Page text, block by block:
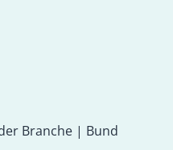
Branche | Bund